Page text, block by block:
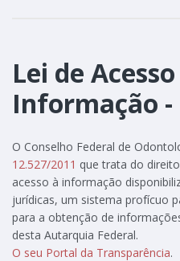
Lei de
Informação -
O Conselho Federal de
12.527/2011 que trata do
acesso à informação
jurídicas, um sistema profícuo
para a obtenção de
desta Autarquia Federal.
O seu Portal da Transparência.